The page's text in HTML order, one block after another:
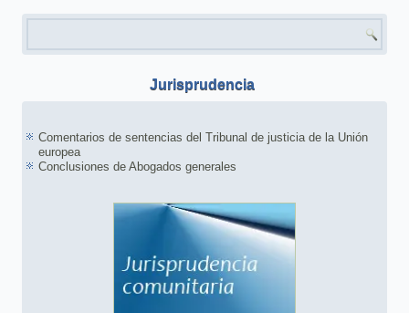
Jurisprudencia
Comentarios de sentencias del Tribunal de justicia de la Unión
europea
Conclusiones de Abogados generales